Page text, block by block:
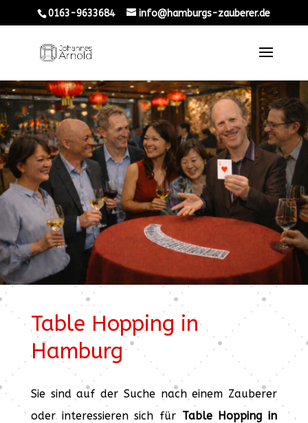
0163-9633684 info@hamburgs-zauberer.de
Table Hopping in
Hamburg
Sie sind auf der Suche nach einem Zauberer
oder interessieren sich für Table Hopping in